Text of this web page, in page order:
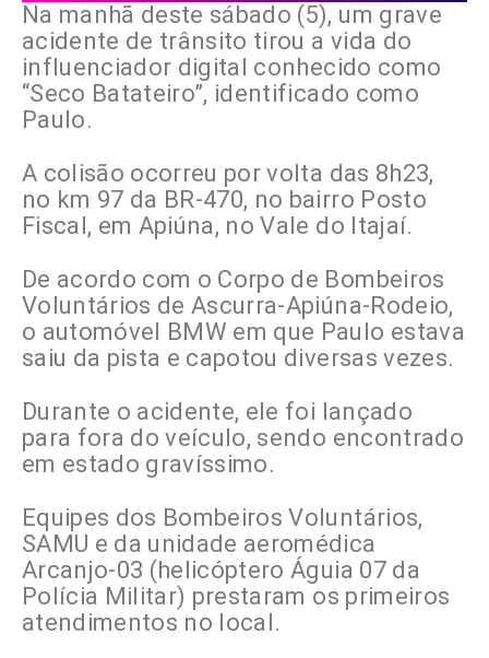
Na manhã deste sábado (5), um grave
acidente de trânsito tirou a vida do
influenciador digital conhecido como
“Seco Batateiro”, identificado como
Paulo.
A colisão ocorreu por volta das 8h23,
no km 97 da BR-470, no bairro Posto
Fiscal, em Apiúna, no Vale do Itajaí.
De acordo com o Corpo de Bombeiros
Voluntários de Ascurra-Apiúna-Rodeio,
o automóvel BMW em que Paulo estava
saiu da pista e capotou diversas vezes.
Durante o acidente, ele foi lançado
para fora do veículo, sendo encontrado
em estado gravíssimo.
Equipes dos Bombeiros Voluntários,
SAMU e da unidade aeromédica
Arcanjo-03 (helicóptero Águia 07 da
Polícia Militar) prestaram os primeiros
atendimentos no local.